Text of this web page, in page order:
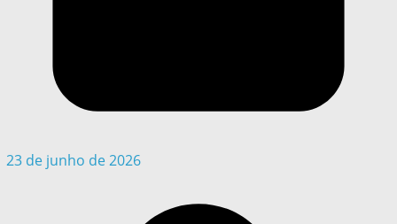
23 de junho de 2026